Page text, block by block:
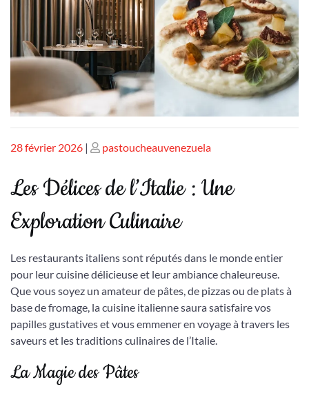
Publié
28 février 2026 | Publié
pastoucheauvenezuela
Les Délices de l’Italie : Une
Exploration Culinaire
Les restaurants italiens sont réputés dans le monde entier
pour leur cuisine délicieuse et leur ambiance chaleureuse.
Que vous soyez un amateur de pâtes, de pizzas ou de plats à
base de fromage, la cuisine italienne saura satisfaire vos
papilles gustatives et vous emmener en voyage à travers les
saveurs et les traditions culinaires de l’Italie.
La Magie des Pâtes